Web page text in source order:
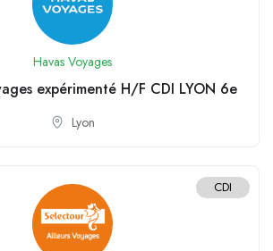
Havas Voyages
expérimenté H/F CDI LYON 6e
Lyon
CDI